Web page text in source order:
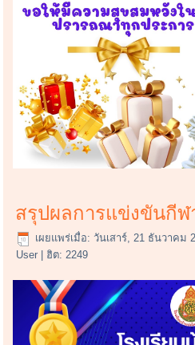
สรุปผลการแข่งขันกีฬ
เผยแพร่เมื่อ: วันเสาร์, 21 ธันวาคม
User | ฮิต: 2249